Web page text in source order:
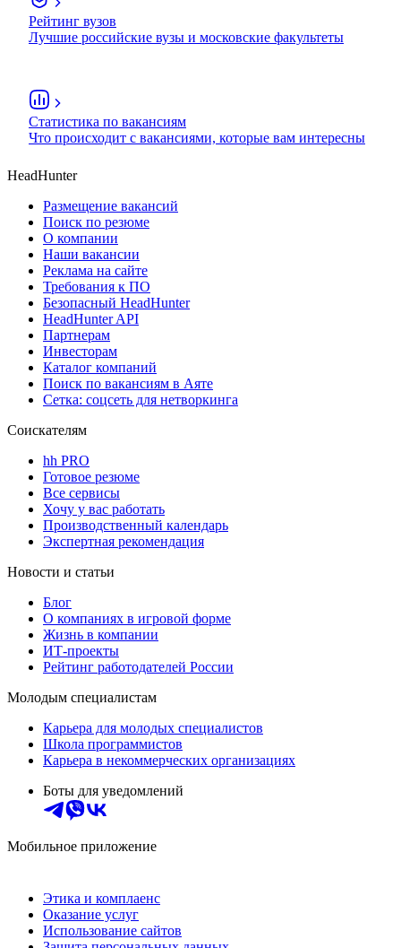
Рейтинг вузов
Лучшие российские вузы и московские факультеты
Статистика по вакансиям
Что происходит с вакансиями, которые вам интересны
HeadHunter
Размещение вакансий
Поиск по резюме
О компании
Наши вакансии
Реклама на сайте
Требования к ПО
Безопасный HeadHunter
HeadHunter API
Партнерам
Инвесторам
Каталог компаний
Поиск по вакансиям в Аяте
Сетка: соцсеть для нетворкинга
Соискателям
hh PRO
Готовое резюме
Все сервисы
Хочу у вас работать
Производственный календарь
Экспертная рекомендация
Новости и статьи
Блог
О компаниях в игровой форме
Жизнь в компании
ИТ-проекты
Рейтинг работодателей России
Молодым специалистам
Карьера для молодых специалистов
Школа программистов
Карьера в некоммерческих организациях
Боты для уведомлений
Мобильное приложение
Этика и комплаенс
Оказание услуг
Использование сайтов